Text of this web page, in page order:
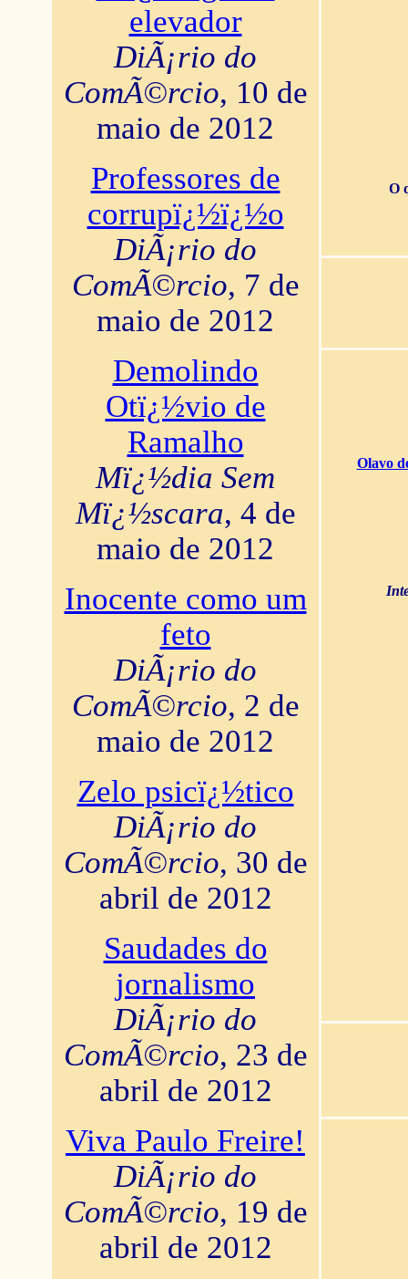
elevador
DiÃ¡rio do
ComÃ©rcio, 10 de
maio de 2012
Professores de
corrupï¿½ï¿½o
DiÃ¡rio do
ComÃ©rcio, 7 de
maio de 2012
Demolindo
Otï¿½vio de
Ramalho
Mï¿½dia Sem
Mï¿½scara, 4 de
maio de 2012
Inocente como um
feto
DiÃ¡rio do
ComÃ©rcio, 2 de
maio de 2012
Zelo psicï¿½tico
DiÃ¡rio do
ComÃ©rcio, 30 de
abril de 2012
Saudades do
jornalismo
DiÃ¡rio do
ComÃ©rcio, 23 de
abril de 2012
Viva Paulo Freire!
DiÃ¡rio do
ComÃ©rcio, 19 de
abril de 2012
O
Olavo